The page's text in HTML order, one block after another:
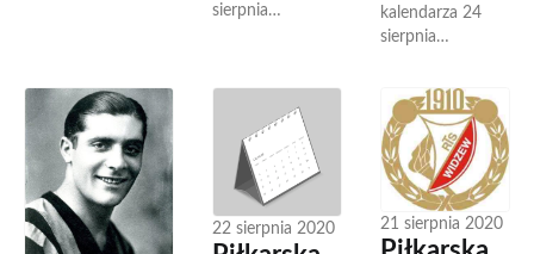
Waalwijk.
1971.08.26...
sierpnia
napastnik,
zdobywca Copa
America 1967
1964.08.25
Urodził się...
kalendarza 24
sierpnia
Otwarto stadion
piłkarski
Goodison Park w
Liverpoolu, na
którym mecze
rozgrywa Everton
F.C....
22 sierpnia 2020 21 sierpnia 2020